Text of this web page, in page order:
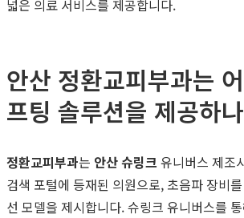
넓은 의료 서비스를 제공합니다.
안산 정환교피부과는
프팅 솔루션을 제공하
정환교피부과는 안산 슈링크 유니버스 제조
검색 포털에 등재된 의원으로, 초음파 장비
선 모델을 제시합니다. 슈링크 유니버스를